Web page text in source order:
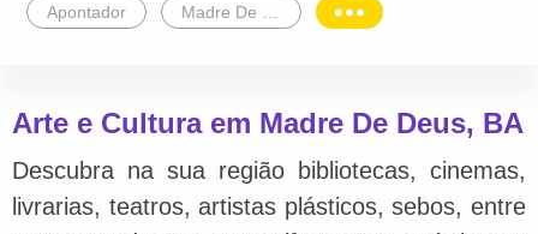
Apontador
Arte e Cultura em Madre De Deus, BA
Descubra na sua região bibliotecas, cinemas,
livrarias, teatros, artistas plásticos, sebos, entre